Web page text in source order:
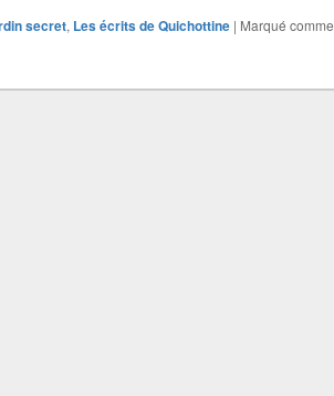
secret, Les écrits de Quichottine | Marqué comme